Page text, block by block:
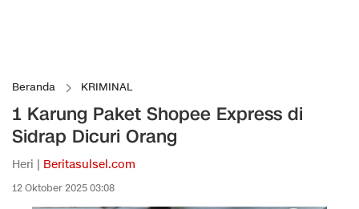
Beranda KRIMINAL
1 Karung Paket Shopee Express di
Sidrap Dicuri Orang
Heri | Beritasulsel.com
12 Oktober 2025 03:08